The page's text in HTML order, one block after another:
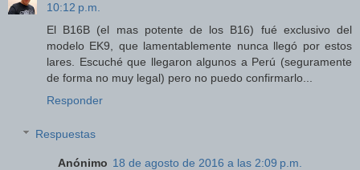
10:12 p.m.
El B16B (el mas potente de los B16) fué exclusivo del
modelo EK9, que lamentablemente nunca llegó por estos
lares. Escuché que llegaron algunos a Perú (seguramente
de forma no muy legal) pero no puedo confirmarlo...
Responder
Respuestas
Anónimo 18 de agosto de 2016 a las 2:09 p.m.